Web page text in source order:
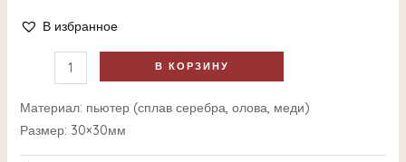
В избранное
В КОРЗИНУ
Материал: пьютер (сплав серебра, олова, меди)
Размер: 30×30мм